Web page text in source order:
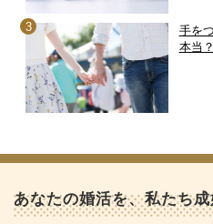
手を
本当
あなたの婚活を、私たち